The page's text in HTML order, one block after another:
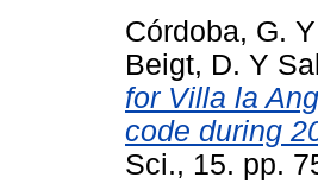
Córdoba, G. Y
Beigt, D. Y
for Villa la
code during
Sci., 15. pp.